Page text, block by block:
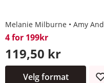
Melanie Milburne Amy Andrews
4 for 199kr
119,50 kr
Velg format